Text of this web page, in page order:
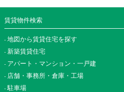
賃貸物件検索
地図から賃貸住宅を探す
新築賃貸住宅
アパート・マンション・一戸建
店舗・事務所・倉庫・工場
駐車場